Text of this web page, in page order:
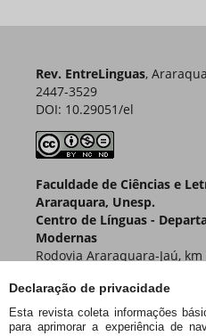
Declaração de privacidade
Esta revista coleta informações
para aprimorar a experiência de
Rev. EntreLinguas,
2447-3529
DOI: 10.29051/el
Faculdade de Ciências e
Araraquara, Unesp.
Centro de Línguas -
Modernas
Rodovia Araraquara-Jaú, km
Araraquara – SP – Brasil